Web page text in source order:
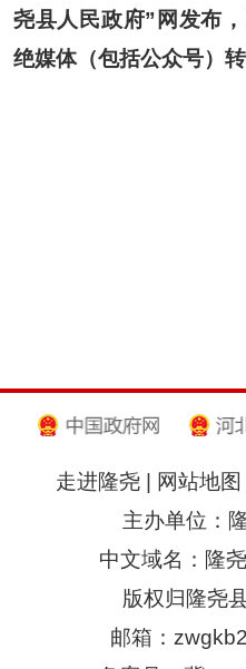
尧县人民政府”网发布
绝媒体（包括公众号）转
走进隆尧| 网站地图
主办单位：
中文域名：隆
版权归隆尧
邮箱：